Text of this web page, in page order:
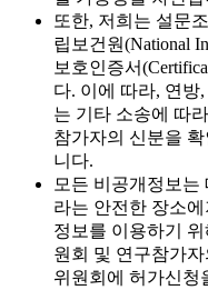
또한, 저희는 설문
립보건원(National
보호인증서
다. 이에 따라, 연방
는 기타 소송에 따
참가자의 신분을
니다.
모든 비공개정보는
라는 안전한 장소
정보를 이용하기
원회 및 연구참가
위원회에 허가신청